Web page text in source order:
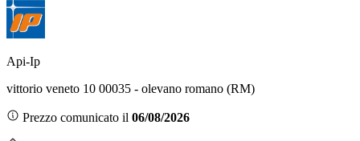
Api-Ip
vittorio veneto 10 00035 - olevano romano (RM)
Prezzo comunicato il 06/08/2026